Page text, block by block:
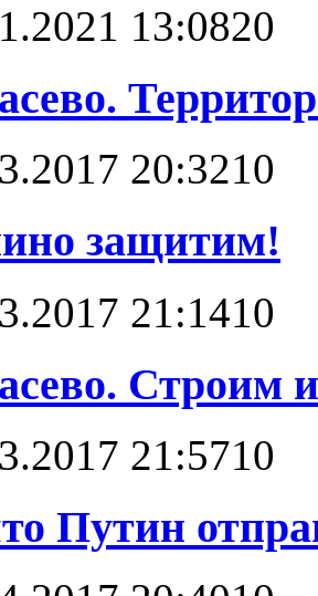
13:0820
20:3210
защитим!
21:1410
Строим
21:5710
Путин